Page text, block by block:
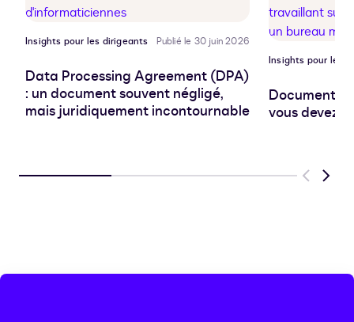
Insights pour les dirigeants Publié le 30 juin 2026
Data Processing Agreement (DPA)
: un document souvent négligé,
mais juridiquement incontournable
Insights pour les
Document
vous devez
Previous
Next